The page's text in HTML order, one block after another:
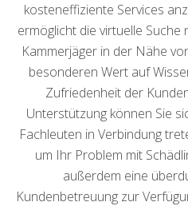
kosteneffiziente Services
ermöglicht die virtuelle
Kammerjäger in der Nähe
besonderen Wert auf
Zufriedenheit der
Unterstützung können Sie
Fachleuten in Verbindung
um Ihr Problem mit
außerdem eine
Kundenbetreuung zur